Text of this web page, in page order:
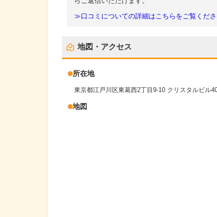
≫口コミについての詳細はこちらをご覧くだ
地図・アクセス
所在地
東京都江戸川区東葛西2丁目9-10 クリスタルビル
地図